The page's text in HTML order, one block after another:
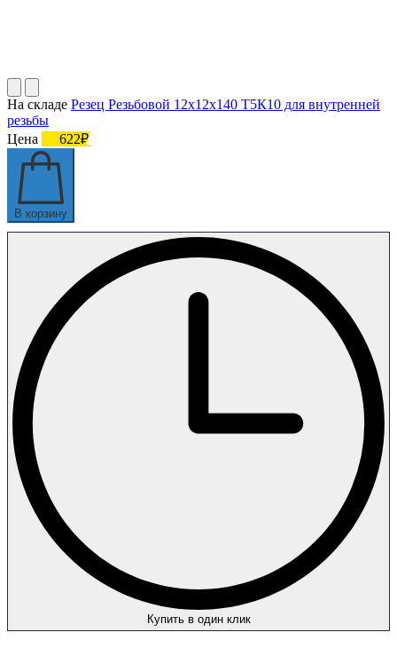
На складе Резец Резьбовой 12х12х140 Т5К10 для внутренней
резьбы
Цена
622₽
В корзину
Купить в один клик